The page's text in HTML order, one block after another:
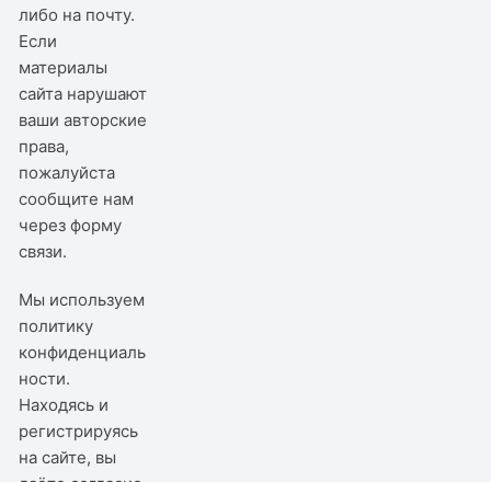
либо на почту.
Если
материалы
сайта нарушают
ваши авторские
права,
пожалуйста
сообщите нам
черезформу
связи.
Мы используем
политику
конфиденциаль
ности.
Находясь и
регистрируясь
на сайте, вы